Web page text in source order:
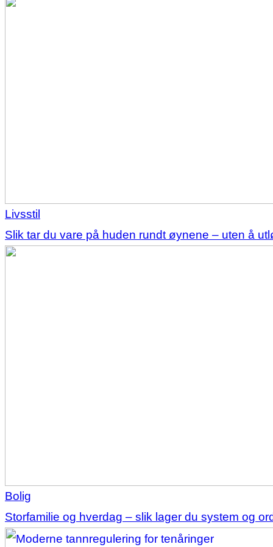
Livsstil
Slik tar du vare på huden rundt øynene – uten å
Bolig
Storfamilie og hverdag – slik lager du system og